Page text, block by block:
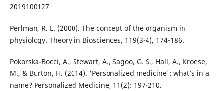
2019100127
Perlman, R. L. (2000). The concept of the organism in
physiology. Theory in Biosciences, 119(3-4), 174-186.
Pokorska-Bocci, A., Stewart, A., Sagoo, G. S., Hall, A., Kroese,
M., & Burton, H. (2014). 'Personalized medicine': what’s in a
name? Personalized Medicine, 11(2): 197-210.